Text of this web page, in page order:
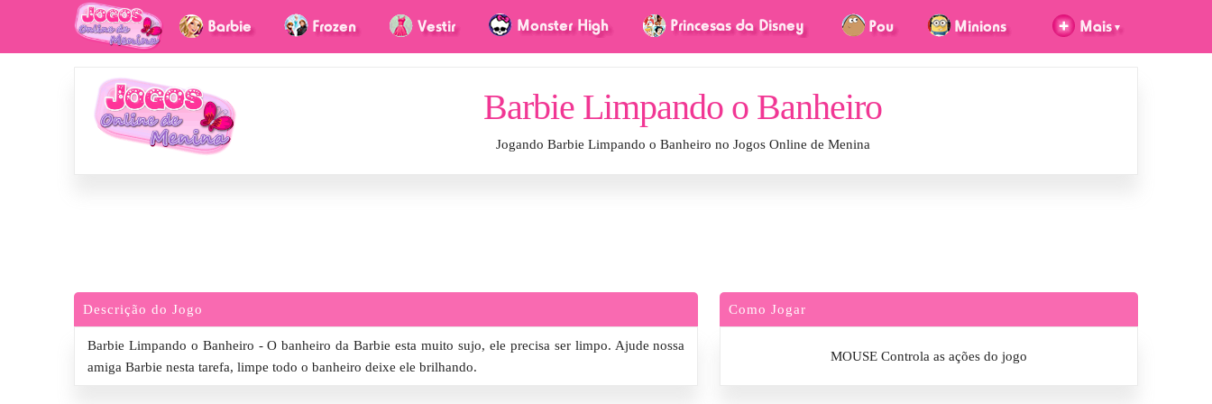
Barbie Limpando o Banheiro
Jogando Barbie Limpando o Banheiro no Jogos Online de Menina
Descrição do Jogo
Barbie Limpando o Banheiro - O banheiro da Barbie esta muito sujo, ele precisa ser limpo. Ajude nossa
amiga Barbie nesta tarefa, limpe todo o banheiro deixe ele brilhando.
Como Jogar
MOUSE Controla as ações do jogo